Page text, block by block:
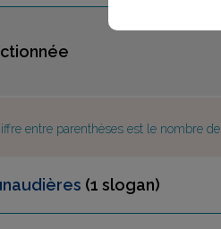
entre parenthèses est le nombre
(1 slogan)